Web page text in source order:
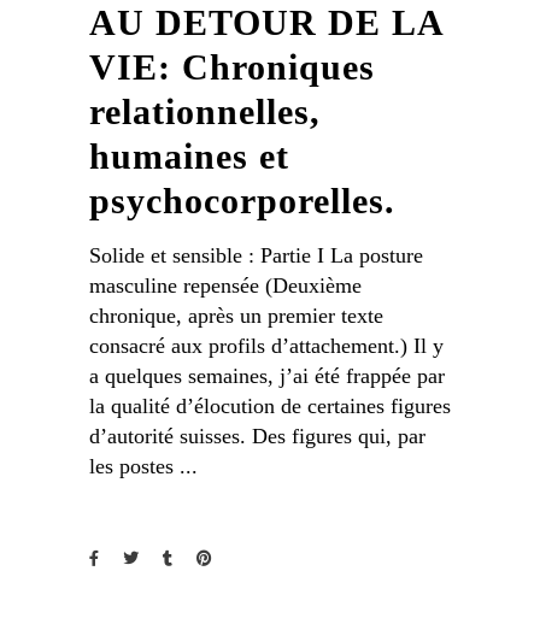
AU DETOUR DE LA
VIE: Chroniques
relationnelles,
humaines et
psychocorporelles.
Solide et sensible : Partie I La posture
masculine repensée (Deuxième
chronique, après un premier texte
consacré aux profils d’attachement.) Il y
a quelques semaines, j’ai été frappée par
la qualité d’élocution de certaines figures
d’autorité suisses. Des figures qui, par
les postes